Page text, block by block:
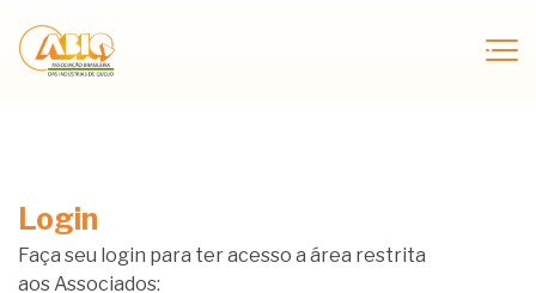
Login
Faça seu login para ter acesso a área restrita
aos Associados: